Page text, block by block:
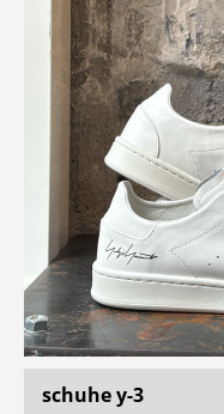
schuhe y-3